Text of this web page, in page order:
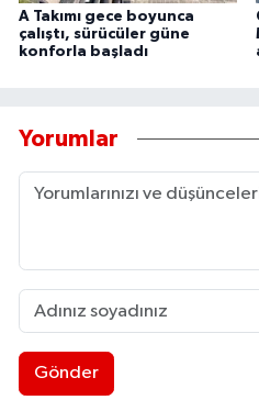
A Takımı gece boyunca
çalıştı, sürücüler güne
konforla başladı
Yorumlar
Gönder